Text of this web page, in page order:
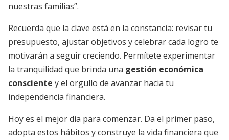
nuestras familias”.
Recuerda que la clave está en la constancia: revisar tu
presupuesto, ajustar objetivos y celebrar cada logro te
motivarán a seguir creciendo. Permítete experimentar
la tranquilidad que brinda una gestión económica
consciente y el orgullo de avanzar hacia tu
independencia financiera.
Hoy es el mejor día para comenzar. Da el primer paso,
adopta estos hábitos y construye la vida financiera que